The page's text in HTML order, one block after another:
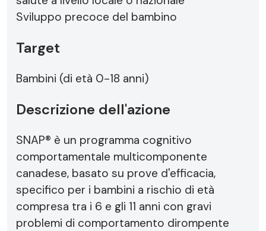
Sviluppo precoce del bambino
Target
Bambini (di età 0-18 anni)
Descrizione dell'azione
SNAP® è un programma cognitivo
comportamentale multicomponente
canadese, basato su prove d'efficacia,
specifico per i bambini a rischio di età
compresa tra i 6 e gli 11 anni con gravi
problemi di comportamento dirompente